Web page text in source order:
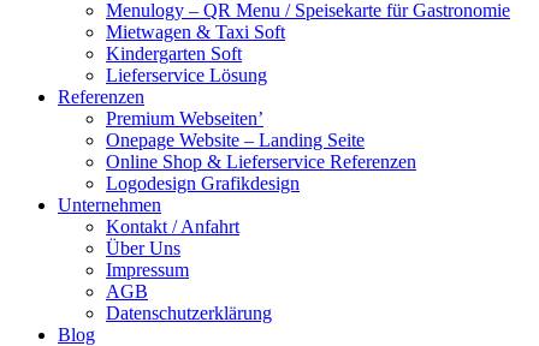
Menulogy – QR Menu / Speisekarte für Gastronomie
Mietwagen & Taxi Soft
Kindergarten Soft
Lieferservice Lösung
Referenzen
Premium Webseiten’
Onepage Website – Landing Seite
Online Shop & Lieferservice Referenzen
Logodesign Grafikdesign
Unternehmen
Kontakt / Anfahrt
Über Uns
Impressum
AGB
Datenschutzerklärung
Blog